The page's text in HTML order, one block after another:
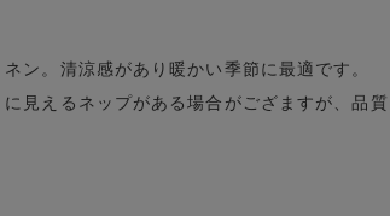
ン。清涼感があり暖かい季節に最適です。
見えるネップがある場合がござますが、品質